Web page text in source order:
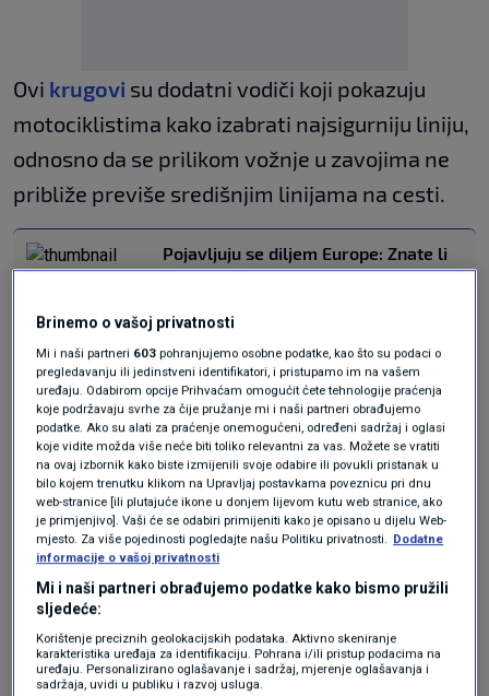
Ovi krugovi su dodatni vodiči koji pokazuju
motociklistima kako izabrati najsigurniju liniju,
odnosno da se prilikom vožnje u zavojima ne
približe previše središnjim linijama na cesti.
Pojavljuju se diljem Europe: Znate li
čemu služe ovi krugovi na cesti?
Ovi krugovi već su iscrtani u Njemačkoj,
Škotskoj, Sloveniji i Luksemburgu. Također i u
Austriji, gdje su rezultati pozitivni. Austrijski
odbor za sigurnost na cestama (KFV) proveo je
analizu motociklističkih nesreća i otkrio da se
većina njih događa u zavojima – 95%
motociklista bira krivu putanju, obično preblizu
središnjim linijama i prometu koji dolazi iz
drugog smjera. KFV je 2019. oslikao ove
krugove na cestama u regiji Tirol. Četiri godine
Brinemo o vašoj privatnosti
Mi i naši partneri 603 pohranjujemo osobne podatke, kao što su podaci o
pregledavanju ili jedinstveni identifikatori, i pristupamo im na vašem
uređaju. Odabirom opcije Prihvaćam omogućit ćete tehnologije praćenja
koje podržavaju svrhe za čije pružanje mi i naši partneri obrađujemo
podatke. Ako su alati za praćenje onemogućeni, određeni sadržaj i oglasi
koje vidite možda više neće biti toliko relevantni za vas. Možete se vratiti
na ovaj izbornik kako biste izmijenili svoje odabire ili povukli pristanak u
bilo kojem trenutku klikom na Upravljaj postavkama poveznicu pri dnu
web-stranice [ili plutajuće ikone u donjem lijevom kutu web stranice, ako
je primjenjivo]. Vaši će se odabiri primijeniti kako je opisano u dijelu Web-
mjesto. Za više pojedinosti pogledajte našu Politiku privatnosti. Dodatne
informacije o vašoj privatnosti
Mi i naši partneri obrađujemo podatke kako bismo pružili
sljedeće:
Korištenje preciznih geolokacijskih podataka. Aktivno skeniranje
karakteristika uređaja za identifikaciju. Pohrana i/ili pristup podacima na
uređaju. Personalizirano oglašavanje i sadržaj, mjerenje oglašavanja i
sadržaja, uvidi u publiku i razvoj usluga.